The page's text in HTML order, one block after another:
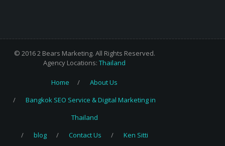
© 2016 2 Bears Marketing. All Rights Reserved.
Agency Locations: Thailand
Home
About Us
Bangkok SEO Service & Digital Marketing in
Thailand
blog
Contact Us
Ken Sitti